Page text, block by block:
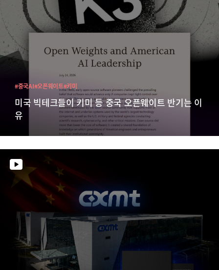
미국 빅테크들이 키미 등 중국 오픈웨이트 반기는 이
유
#중국AI#오픈웨이트#키미